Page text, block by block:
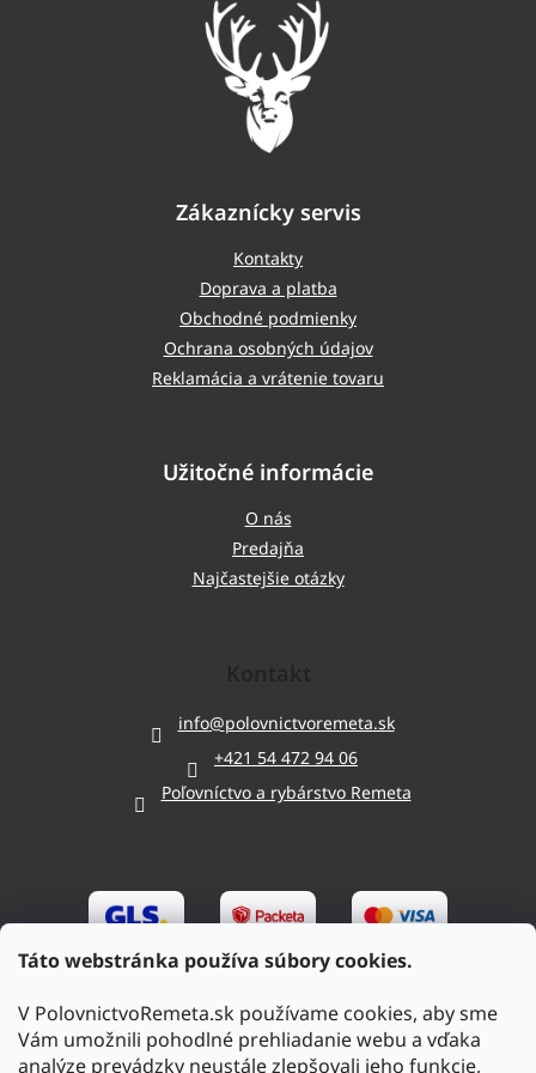
Táto webstránka používa súbory cookies.
V PolovnictvoRemeta.sk používame cookies, aby sme
Vám umožnili pohodlné prehliadanie webu a vďaka
analýze prevádzky neustále zlepšovali jeho funkcie,
Zákaznícky servis
Kontakty
Doprava a platba
Obchodné podmienky
Ochrana osobných údajov
Reklamácia a vrátenie tovaru
Užitočné informácie
O nás
Predajňa
Najčastejšie otázky
info@polovnictvoremeta.sk
+421 54 472 94 06
Poľovníctvo a rybárstvo Remeta